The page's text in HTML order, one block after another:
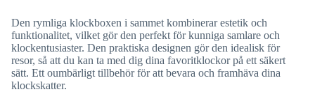
Den rymliga klockboxen i sammet kombinerar estetik och
funktionalitet, vilket gör den perfekt för kunniga samlare och
klockentusiaster. Den praktiska designen gör den idealisk för
resor, så att du kan ta med dig dina favoritklockor på ett säkert
sätt. Ett oumbärligt tillbehör för att bevara och framhäva dina
klockskatter.